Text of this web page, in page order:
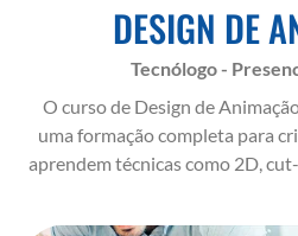
DESIGN DE
Tecnólogo -
O curso de Design de
uma formação completa para
aprendem técnicas como 2D,
storyboards, roteiros e